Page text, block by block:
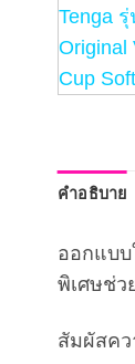
คำอธิบาย
ออกแบ
พิเศษช่ว
สัมผัสค